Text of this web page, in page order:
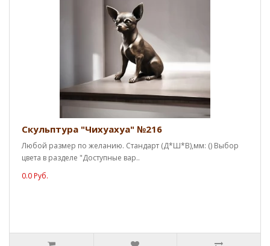
Скульптура "Чихуахуа" №216
Любой размер по желанию. Стандарт (Д*Ш*В),мм: () Выбор
цвета в разделе "Доступные вар..
0.0 Руб.